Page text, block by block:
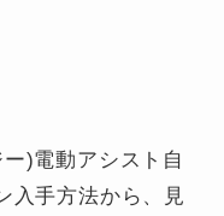
)電動アシスト自
入手方法から、見